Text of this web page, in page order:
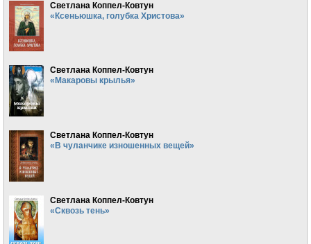
Светлана Коппел-Ковтун
«Ксеньюшка, голубка Христова»
Светлана Коппел-Ковтун
«Макаровы крылья»
Светлана Коппел-Ковтун
«В чуланчике изношенных вещей»
Светлана Коппел-Ковтун
«Сквозь тень»